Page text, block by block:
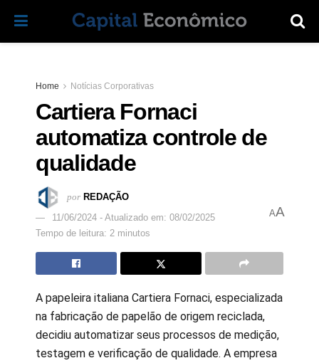
Home Notícias Corporativas
Cartiera Fornaci
automatiza controle de
qualidade
por REDAÇÃO
11/06/2024 - Atualizado em: 08/02/2025
Tempo de leitura: 2 minutos
AA
A papeleira italiana Cartiera Fornaci, especializada
na fabricação de papelão de origem reciclada,
decidiu automatizar seus processos de medição,
testagem e verificação de qualidade. A empresa